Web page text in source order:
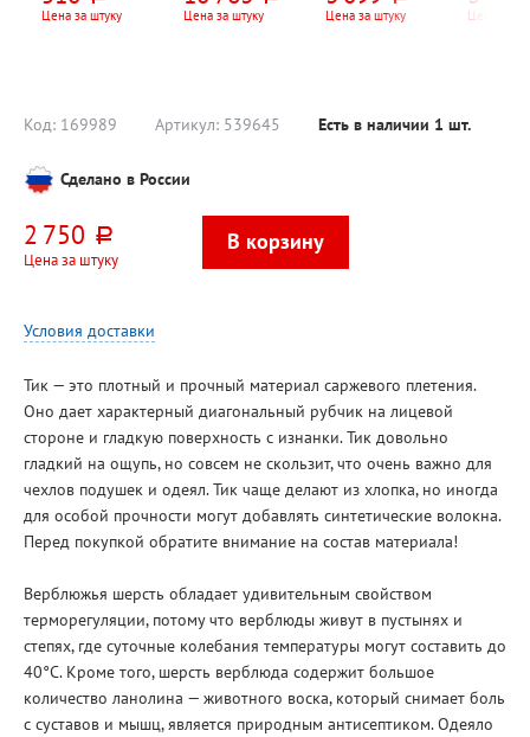
лебяжий пух
Цена за штуку Цена за штуку Цена за штуку
REC-
Цена за
Код: 169989 Артикул: 539645 Есть в наличии 1 шт.
Сделано в России
2 750 руб.
Цена за штуку
Условия доставки
Тик — это плотный и прочный материал саржевого плетения.
Оно дает характерный диагональный рубчик на лицевой
стороне и гладкую поверхность с изнанки. Тик довольно
гладкий на ощупь, но совсем не скользит, что очень важно для
чехлов подушек и одеял. Тик чаще делают из хлопка, но иногда
для особой прочности могут добавлять синтетические волокна.
Перед покупкой обратите внимание на состав материала!
Верблюжья шерсть обладает удивительным свойством
терморегуляции, потому что верблюды живут в пустынях и
степях, где суточные колебания температуры могут составить до
40°C. Кроме того, шерсть верблюда содержит большое
количество ланолина — животного воска, который снимает боль
с суставов и мышц, является природным антисептиком. Одеяло